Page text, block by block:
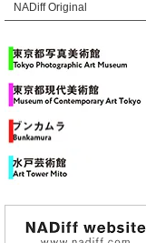
NADiff Original